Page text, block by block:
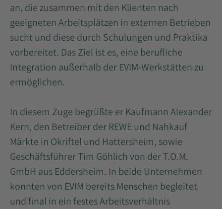
an, die zusammen mit den Klienten nach
geeigneten Arbeitsplätzen in externen Betrieben
sucht und diese durch Schulungen und Praktika
vorbereitet. Das Ziel ist es, eine berufliche
Integration außerhalb der EVIM-Werkstätten zu
ermöglichen.
In diesem Zuge begrüßte er Kaufmann Alexander
Kern, den Betreiber der REWE und Nahkauf
Märkte in Okriftel und Hattersheim, sowie
Geschäftsführer Tim Göhlich von der T.O.M.
GmbH aus Eddersheim. In beide Unternehmen
konnten von EVIM bereits Menschen begleitet
und final in ein festes Arbeitsverhältnis